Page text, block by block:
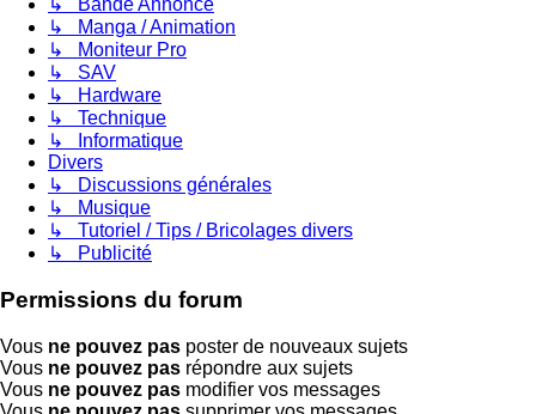
↳ Bande Annonce
↳ Manga / Animation
↳ Moniteur Pro
↳ SAV
↳ Hardware
↳ Technique
↳ Informatique
Divers
↳ Discussions générales
↳ Musique
↳ Tutoriel / Tips / Bricolages divers
↳ Publicité
Permissions du forum
Vous ne pouvez pas poster de nouveaux sujets
Vous ne pouvez pas répondre aux sujets
Vous ne pouvez pas modifier vos messages